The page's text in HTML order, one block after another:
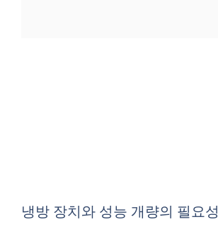
냉방 장치와 성능 개량의 필요성